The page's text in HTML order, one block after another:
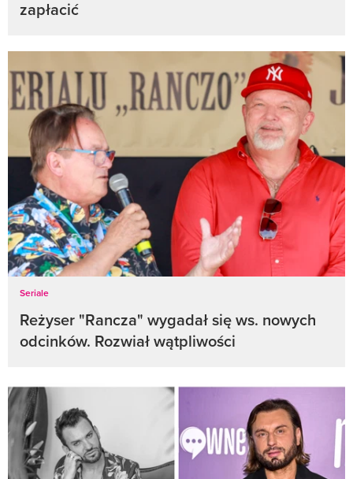
zapłacić
Seriale
Reżyser "Rancza" wygadał się ws. nowych
odcinków. Rozwiał wątpliwości